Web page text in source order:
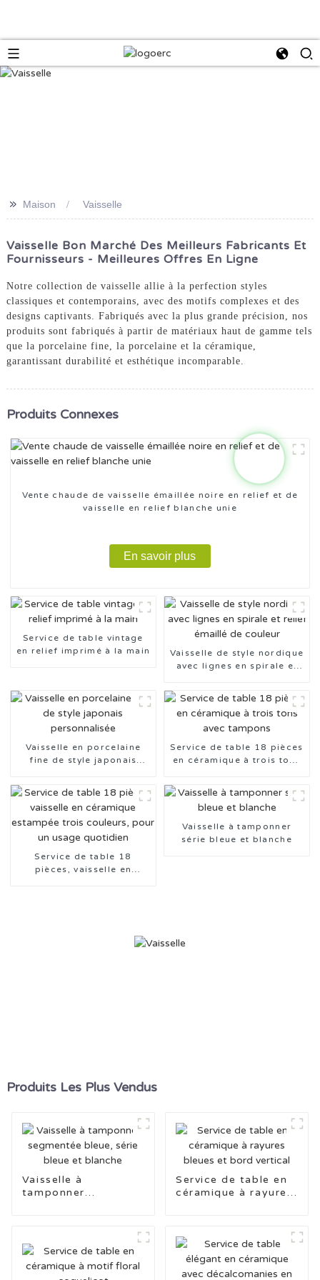
>> Maison Vaisselle
Vaisselle Bon Marché Des Meilleurs Fabricants Et
Fournisseurs - Meilleures Offres En Ligne
Notre collection de vaisselle allie à la perfection styles
classiques et contemporains, avec des motifs complexes et des
designs captivants. Fabriqués avec la plus grande précision, nos
produits sont fabriqués à partir de matériaux haut de gamme tels
que la porcelaine fine, la porcelaine et la céramique,
garantissant durabilité et esthétique incomparable.
Produits Connexes
Vente chaude de vaisselle émaillée noire en relief et de
vaisselle en relief blanche unie
En savoir plus
Service de table vintage
en relief imprimé à la main
Vaisselle de style nordique
avec lignes en spirale et
Vaisselle en porcelaine
fine de style japonais
Service de table 18 pièces
en céramique à trois tons
Service de table 18
pièces, vaisselle en
Vaisselle à tamponner
série bleue et blanche
Produits Les Plus Vendus
Vaisselle à
tamponner
Service de table en
céramique à rayures